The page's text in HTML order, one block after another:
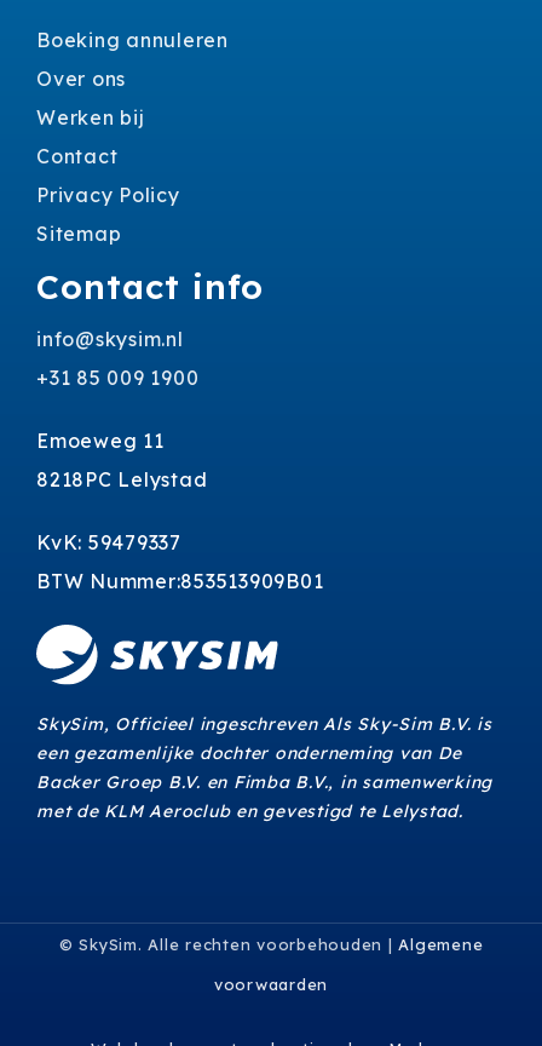
Boeking annuleren
Over ons
Werken bij
Contact
Privacy Policy
Sitemap
Contact info
info@skysim.nl
+31 85 009 1900
Emoeweg 11
8218PC Lelystad
KvK: 59479337
BTW Nummer:853513909B01
SkySim, Officieel ingeschreven Als Sky-Sim B.V. is
een gezamenlijke dochter onderneming van De
Backer Groep B.V. en Fimba B.V., in samenwerking
met de KLM Aeroclub en gevestigd te Lelystad.
©SkySim. Alle rechten voorbehouden |Algemene
voorwaarden